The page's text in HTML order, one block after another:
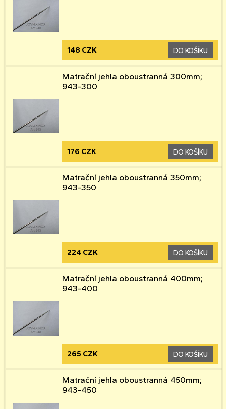
148 CZK DO KOŠÍKU
Matrační jehla oboustranná 300mm;
943-300
176 CZK DO KOŠÍKU
Matrační jehla oboustranná 350mm;
943-350
224 CZK DO KOŠÍKU
Matrační jehla oboustranná 400mm;
943-400
265 CZK DO KOŠÍKU
Matrační jehla oboustranná 450mm;
943-450